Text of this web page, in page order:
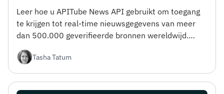
Leer hoe u APITube News API gebruikt om toegang
te krijgen tot real-time nieuwsgegevens van meer
dan 500.000 geverifieerde bronnen wereldwijd.
geavanceerde filteropties.
Tasha Tatum